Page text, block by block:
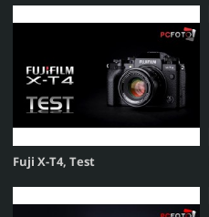
Fuji X-T4, Test